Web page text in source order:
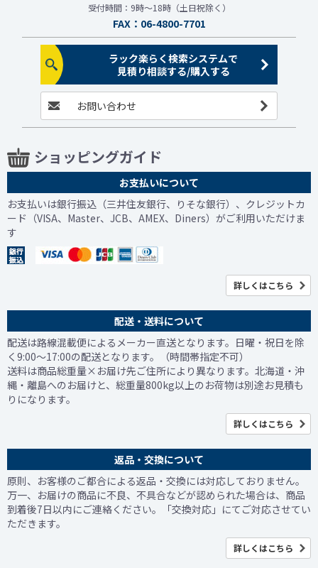
受付時間：9時～18時（土日祝除く）
FAX：06-4800-7701
ラック楽らく検索システムで
見積り相談する/購入する
お問い合わせ
ショッピングガイド
お支払いについて
お支払いは銀行振込（三井住友銀行、りそな銀行）、クレジットカ
ード（VISA、Master、JCB、AMEX、Diners）がご利用いただけま
す
詳しくはこちら
配送・送料について
配送は路線混載便によるメーカー直送となります。日曜・祝日を除
く9:00～17:00の配送となります。（時間帯指定不可）
送料は商品総重量×お届け先ご住所により異なります。北海道・沖
縄・離島へのお届けと、総重量800kg以上のお荷物は別途お見積も
りになります。
詳しくはこちら
返品・交換について
原則、お客様のご都合による返品・交換には対応しておりません。
万一、お届けの商品に不良、不具合などが認められた場合は、商品
到着後7日以内にご連絡ください。「交換対応」にてご対応させてい
ただきます。
詳しくはこちら